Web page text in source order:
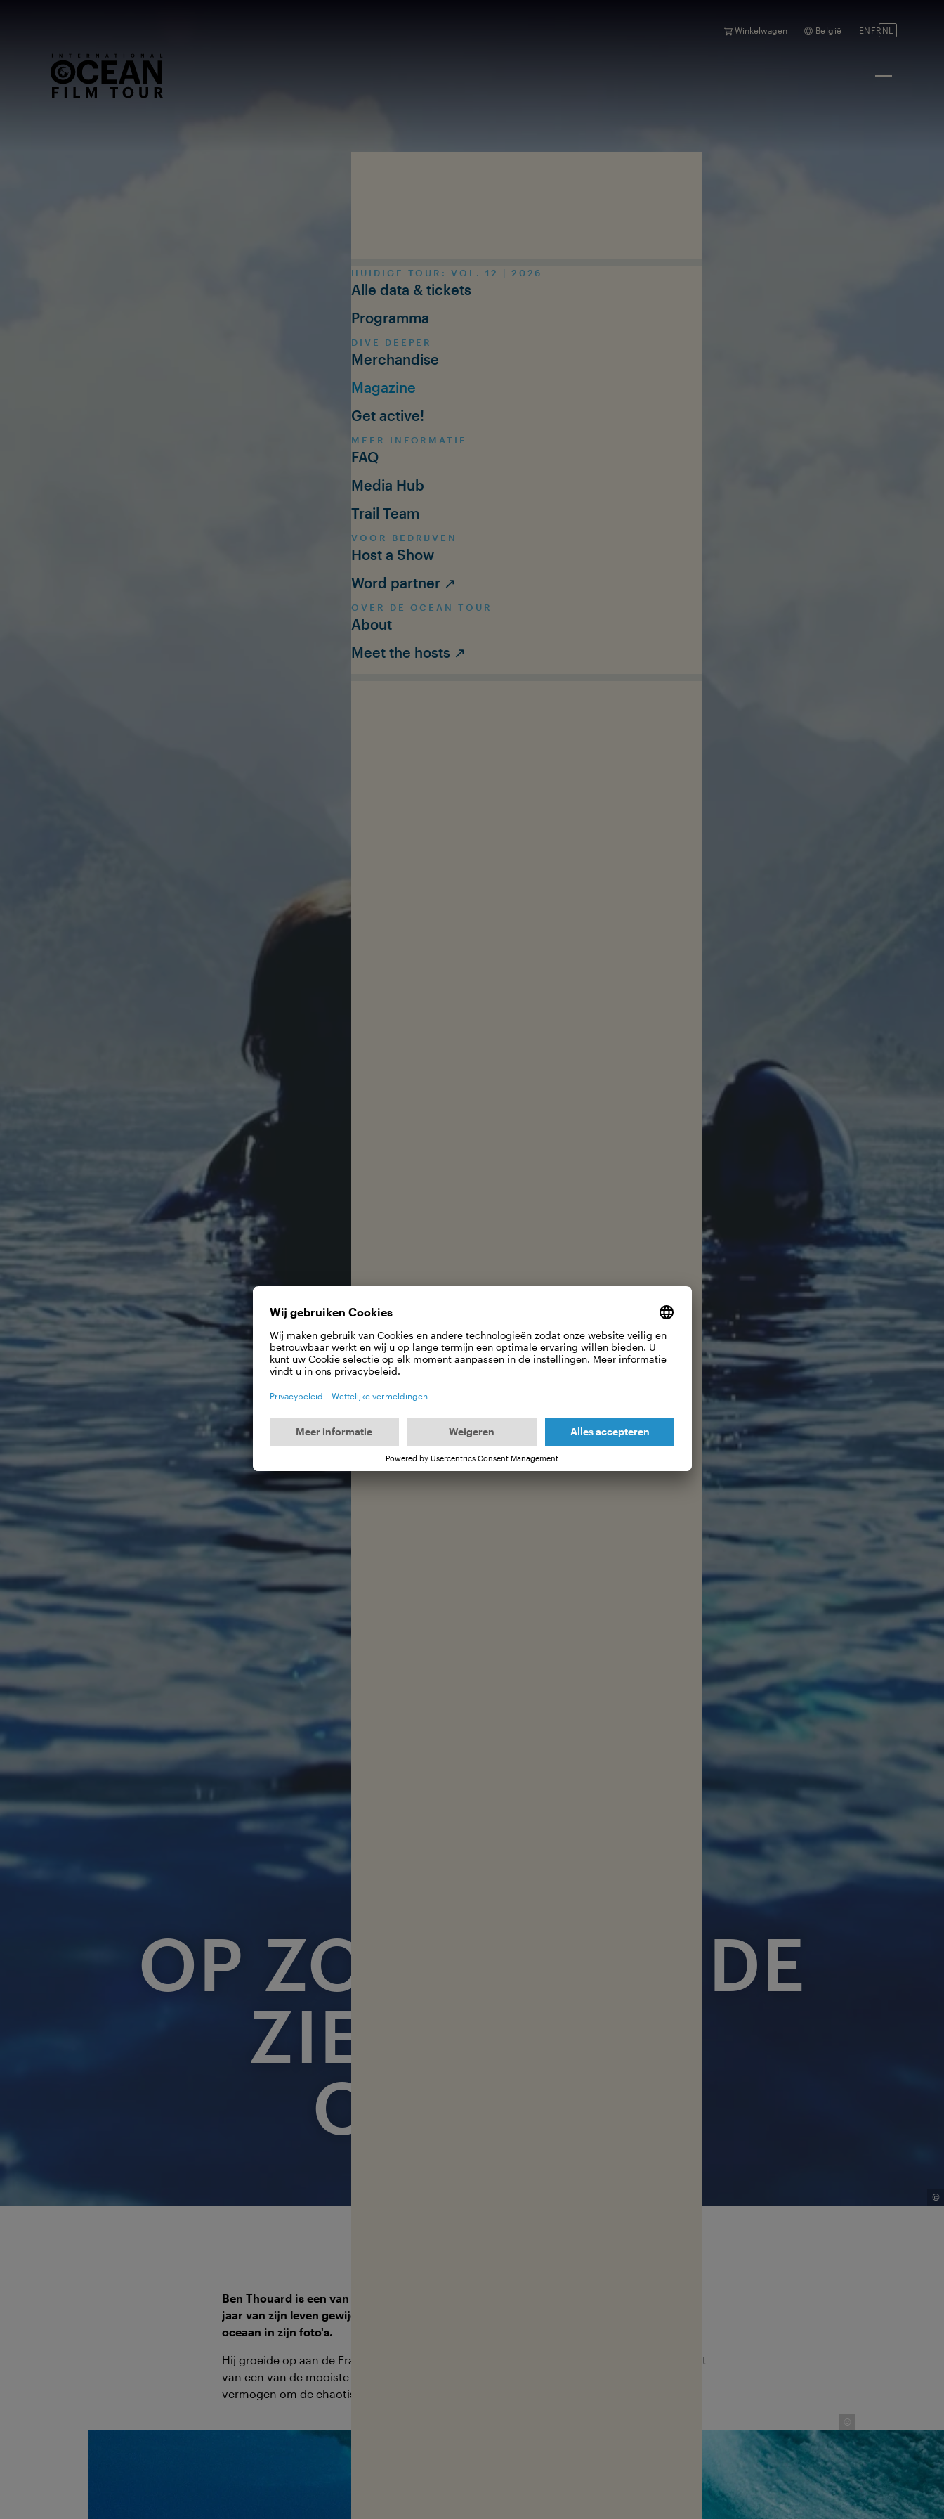
Winkelwagen België EN FR NL
HUIDIGE TOUR: VOL. 12 | 2026
Alle data & tickets
Programma
DIVE DEEPER
Merchandise
Magazine
Get active!
MEER INFORMATIE
FAQ
Media Hub
Trail Team
VOOR BEDRIJVEN
Host a Show
Word partner ↗
OVER DE OCEAN TOUR
About
Meet the hosts ↗
©
OP ZOEK NAAR DE
ZIEL VAN DE
OCEAAN
Ben Thouard is een van de beste onderwaterfotografen ter wereld. Hij heeft meer dan 20
jaar van zijn leven gewijd aan het vastleggen van de schoonheid en rauwe kracht van de
oceaan in zijn foto's.
Hij groeide op aan de Franse Middellandse Zeekust en woont al 17 jaar op Tahiti, in het zicht
van een van de mooiste golven ter wereld: Teahupo'o. Daar ontwikkelde hij zijn unieke
vermogen om de chaotische energie van het water om te zetten in kunst.
©
Bens carrière als fotograaf begon echter op een traditionele manier: hij vond een oude
Ben bouwde er zelfs zijn eigen behuizing voor. Zijn eerste successen als fotograaf boekte hij